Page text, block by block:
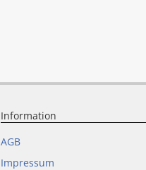
Information
AGB
Impressum